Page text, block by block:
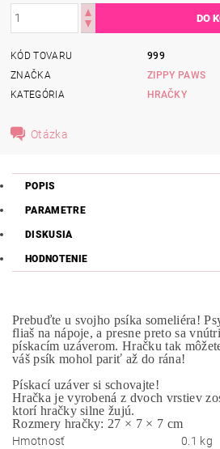
KÓD TOVARU
999
ZNAČKA
ZIPPY PAWS
KATEGÓRIA
HRAČKY
Otázka
POPIS
PARAMETRE
DISKUSIA
HODNOTENIE
Prebuďte u svojho psíka someliéra!
fliaš na nápoje, a presne preto sa
pískacím uzáverom. Hračku tak
váš psík mohol pariť až do rána!
Pískací uzáver si schovajte!
Hračka je vyrobená z dvoch vrstiev
ktorí hračky silne žujú.
Rozmery hračky: 27 × 7 × 7 cm
Hmotnosť 0.1 kg